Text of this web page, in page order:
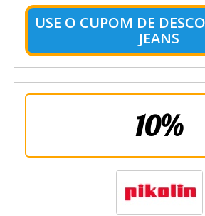
USE O CUPOM DE
JEANS
10%